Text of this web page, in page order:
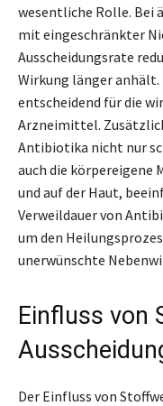
wesentliche Rolle. Bei
mit eingeschränkter
Ausscheidungsrate
Wirkung länger
entscheidend für die
Arzneimittel.
Antibiotika nicht nur
auch die körpereigene
und auf der Haut,
Verweildauer von
um den
unerwünschte
Einfluss von
Der Einfluss von